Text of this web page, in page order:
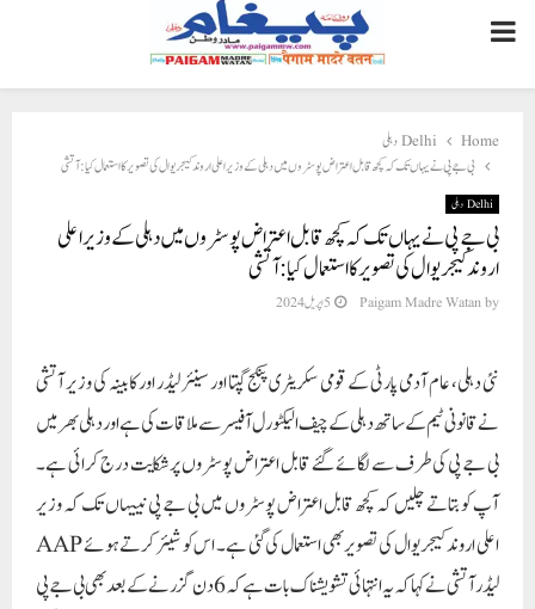
PRIMARY
MENU
Home
Delhi دہلی
بی جے پی نے یہاں تک کہ کچھ قابل اعتراض پوسٹروں میں دہلی کے وزیر اعلی اروند کیجریوال کی تصویر کا استعمال کیا: آتشی
Delhi دہلی
بی جے پی نے یہاں تک کہ کچھ قابل اعتراض پوسٹروں میں دہلی کے وزیر اعلی
اروند کیجریوال کی تصویر کا استعمال کیا: آتشی
by
Paigam Madre Watan 5 اپریل 2024
نئی دہلی، عام آدمی پارٹی کے قومی سکریٹری پنکج گپتا اور سینئر لیڈر اور کابینہ کی وزیر آتشی
نے قانونی ٹیم کے ساتھ دہلی کے چیف الیکٹورل آفیسر سے ملاقات کی ہے اور دہلی بھر میں
بی جے پی کی طرف سے لگائے گئے قابل اعتراض پوسٹروں پر شکایت درج کرائی ہے۔
آپ کو بتاتے چلیں کہ کچھ قابل اعتراض پوسٹروں میں بی جے پی نییہاں تک کہ وزیر
اعلی اروند کیجریوال کی تصویر بھی استعمال کی گئی ہے۔ اس کو شیئر کرتے ہوئے AAP
لیڈر آتشی نے کہا کہ یہ انتہائی تشویشناک بات ہے کہ 6 دن گزرنے کے بعد بھی بی جے پی